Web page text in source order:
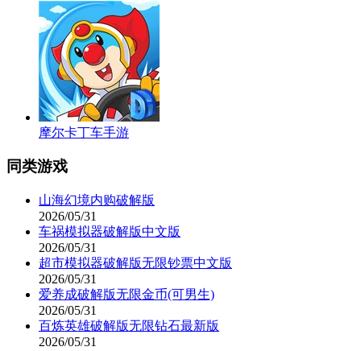
摩尔卡丁车手游
同类游戏
山海幻境内购破解版
2026/05/31
车祸模拟器破解版中文版
2026/05/31
超市模拟器破解版无限钞票中文版
2026/05/31
爱养成破解版无限金币(可男生)
2026/05/31
百炼英雄破解版无限钻石最新版
2026/05/31